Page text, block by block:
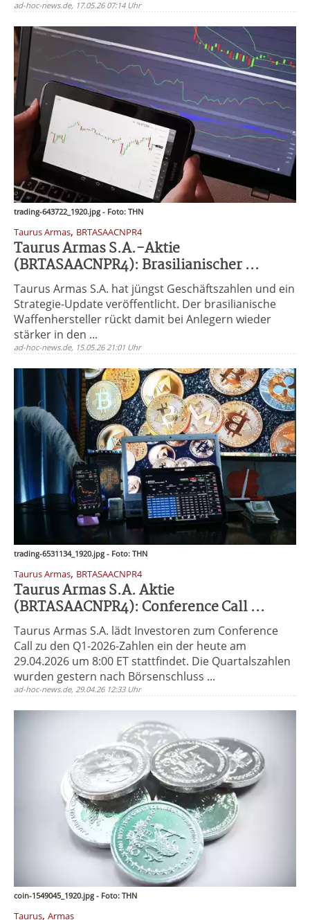
ad-hoc-news.de, 17.05.26 07:14 Uhr
trading-643722_1920.jpg - Foto: THN
Taurus Armas, BRTASAACNPR4
Taurus Armas S.A.-Aktie
(BRTASAACNPR4): Brasilianischer ...
Taurus Armas S.A. hat jüngst Geschäftszahlen und ein
Strategie-Update veröffentlicht. Der brasilianische
Waffenhersteller rückt damit bei Anlegern wieder
stärker in den ...
ad-hoc-news.de, 15.05.26 21:01 Uhr
trading-6531134_1920.jpg - Foto: THN
Taurus Armas, BRTASAACNPR4
Taurus Armas S.A. Aktie
(BRTASAACNPR4): Conference Call ...
Taurus Armas S.A. lädt Investoren zum Conference
Call zu den Q1-2026-Zahlen ein der heute am
29.04.2026 um 8:00 ET stattfindet. Die Quartalszahlen
wurden gestern nach Börsenschluss ...
ad-hoc-news.de, 29.04.26 12:33 Uhr
coin-1549045_1920.jpg - Foto: THN
Taurus, Armas